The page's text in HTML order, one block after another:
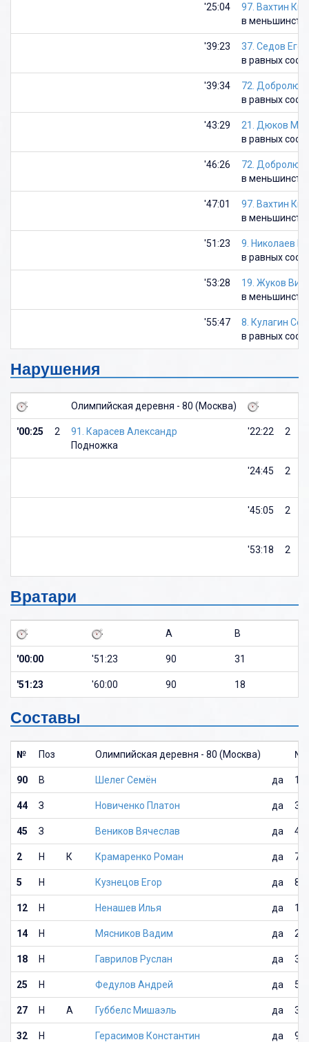
'25:04
97. Вахтин
в
'39:23 37. Седов Егор
в равных
'39:34
72.
в равных
'43:29
21. Дюков
в равных
'46:26
72.
в
'47:01
97. Вахтин
в
'51:23
9. Николаев
в равных
'53:28
19. Жуков
в
'55:47
8. Кулагин
в равных
Нарушения
Олимпийская деревня - 80 (Москва)
'00:25 2
91. Карасев Александр
Подножка
'22:22 2
'24:45 2
'45:05 2
'53:18 2
Вратари
A B
'00:00 '51:23 90 31
'51:23 '60:00 90 18
Составы
№ Поз Олимпийская деревня - 80 (Москва) №
90 В Шелег Семён да 18
44 З Новиченко Платон да 31
45 З Веников Вячеслав да 4
2 Н К Крамаренко Роман да 7
5 Н Кузнецов Егор да 8
12 Н Ненашев Илья да 17
14 Н Мясников Вадим да 25
18 Н Гаврилов Руслан да 33
25 Н Федулов Андрей да 51
27 Н А Губбелс Мишаэль да 3
32 Н Герасимов Константин да 9